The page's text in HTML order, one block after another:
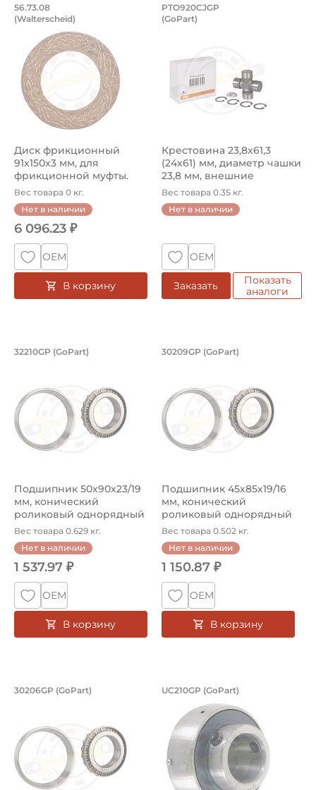
Диск фрикционный 91x150x3 мм,
Диск фрикционный 56.73.08 Walterscheid, размер
56.73.08
(Walterscheid)
Диск фрикционный
91x150x3 мм, для
фрикционной муфты.
Артикул 56.73.08 (...
Вес товара 0 кг.
Нет в наличии
6 096.23 ₽
ОЕМ
В корзину
Крестовина
Крестовина PTO920CJGP
PTO920CJGP
(GoPart)
Крестовина 23,8х61,3
(24х61) мм, диаметр чашки
23,8 мм, внешние
стопорн...
Вес товара 0.35 кг.
Нет в наличии
ОЕМ
Заказать
Показать
аналоги
Подшипник 50х90х23/19 мм,
32210GP (GoPart)
Подшипник 50х90х23/19
мм, конический
роликовый однорядный
на вал 50 мм...
Вес товара 0.629 кг.
Нет в наличии
1 537.97 ₽
ОЕМ
В корзину
Подшипник
30209GP (GoPart)
Подшипник 45х85х19/16
мм, конический
роликовый однорядный
на вал 45 мм...
Вес товара 0.502 кг.
Нет в наличии
1 150.87 ₽
ОЕМ
В корзину
Подшипник 30х62х16/14 мм,
Подшипник 30206GP GoPart, конический роликовый,
30206GP (GoPart) Подшипник
Подшипник шариковый
UC210GP (GoPart)